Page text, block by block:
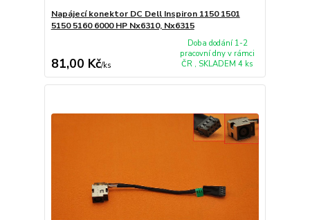
Napájecí konektor DC Dell Inspiron 1150 1501
5150 5160 6000 HP Nx6310, Nx6315
81,00 Kč/ks
Doba dodání 1-2
pracovní dny v rámci
ČR , SKLADEM 4 ks